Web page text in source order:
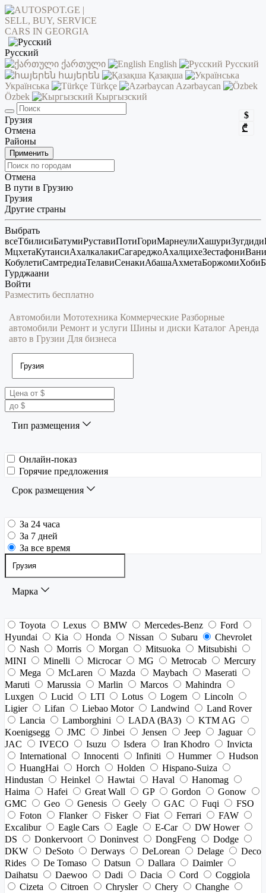
Русский
ქართული
English
Русский
հայերեն
Қазақша
Українська
Türkçe
Azərbaycan
Özbek
Кыргызский
$
₾
Грузия
Отмена
Районы
Применить
Отмена
В пути в Грузию
Грузия
Другие страны
Выбрать
всеТбилисиБатумиРуставиПотиГориМарнеулиХашуриЗугдиди
МцхетаКутаисиАхалкалакиСагареджоАхалцихеЗестафониВани
КобулетиСамтредиаТелавиСенакиАбашаАхметаБоржомиХоби
Гурджаани
Войти
Разместить бесплатно
Автомобили Мототехника Коммерческие Разборные
автомобили Ремонт и услуги Шины и диски Каталог Аренда
авто в Грузии Для бизнеса
Тип размещения
Онлайн-показ
Горячие предложения
Срок размещения
За 24 часа
За 7 дней
За все время
Марка
Toyota Lexus BMW Mercedes-Benz
Ford
Hyundai
Kia Honda Nissan Subaru
Chevrolet
Nash
Morris Morgan Mitsuoka
Mitsubishi
MINI
Minelli Microcar MG Metrocab
Mercury
Mega
McLaren Mazda Maybach
Maserati
Maruti
Marussia Marlin Marcos
Mahindra
Luxgen
Lucid LTI Lotus Logem
Lincoln
Ligier
Lifan Liebao Motor Landwind
Land Rover
Lancia
Lamborghini LADA (ВАЗ)
KTM AG
Koenigsegg
JMC Jinbei Jensen Jeep
Jaguar
JAC
IVECO Isuzu Isdera Iran Khodro
Invicta
International
Innocenti Infiniti Hummer
Hudson
HuangHai
Horch Holden
Hispano-Suiza
Hindustan
Heinkel Hawtai Haval
Hanomag
Haima
Hafei Great Wall GP Gordon
Gonow
GMC
Geo Genesis Geely GAC Fuqi
FSO
Foton
Flanker Fisker Fiat Ferrari
FAW
Excalibur
Eagle Cars Eagle E-Car
DW Hower
DS
Donkervoort Doninvest DongFeng
Dodge
DKW
DeSoto Derways DeLorean Delage
Deco
Rides
De Tomaso Datsun Dallara
Daimler
Daihatsu
Daewoo Dadi Dacia Cord
Coggiola
Cizeta
Citroen Chrysler Chery
Changhe